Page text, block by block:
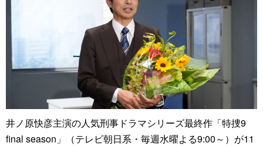
井ノ原快彦主演の人気刑事ドラマシリーズ最終作「特捜9
final season」（テレビ朝日系・毎週水曜よる9:00～）が11